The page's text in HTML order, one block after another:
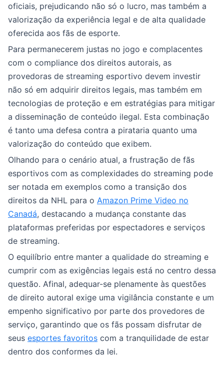
oficiais, prejudicando não só o lucro, mas também a
valorização da experiência legal e de alta qualidade
oferecida aos fãs de esporte.
Para permanecerem justas no jogo e complacentes
com o compliance dos direitos autorais, as
provedoras de streaming esportivo devem investir
não só em adquirir direitos legais, mas também em
tecnologias de proteção e em estratégias para mitigar
a disseminação de conteúdo ilegal. Esta combinação
é tanto uma defesa contra a pirataria quanto uma
valorização do conteúdo que exibem.
Olhando para o cenário atual, a frustração de fãs
esportivos com as complexidades do streaming pode
ser notada em exemplos como a transição dos
direitos da NHL para o Amazon Prime Video no
Canadá, destacando a mudança constante das
plataformas preferidas por espectadores e serviços
de streaming.
O equilíbrio entre manter a qualidade do streaming e
cumprir com as exigências legais está no centro dessa
questão. Afinal, adequar-se plenamente às questões
de direito autoral exige uma vigilância constante e um
empenho significativo por parte dos provedores de
serviço, garantindo que os fãs possam disfrutar de
seus esportes favoritos com a tranquilidade de estar
dentro dos conformes da lei.